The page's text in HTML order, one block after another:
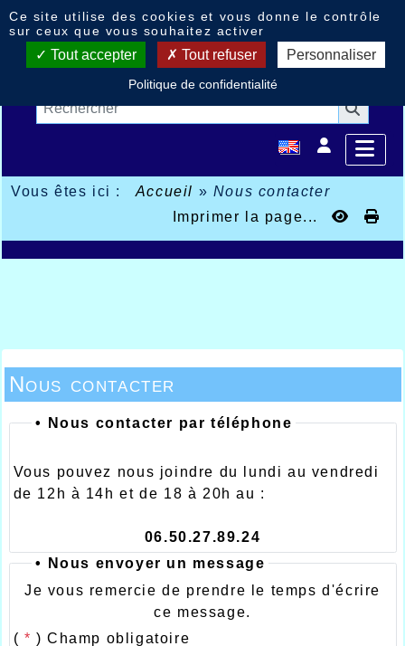
Vous êtes ici : Accueil » Nous contacter
Imprimer la page...
Nous contacter
• Nous contacter par téléphone
Vous pouvez nous joindre du lundi au vendredi
de 12h à 14h et de 18 à 20h au :
06.50.27.89.24
• Nous envoyer un message
Je vous remercie de prendre le temps d'écrire
ce message.
( * ) Champ obligatoire
Ce site utilise des cookies et vous donne le contrôle
sur ceux que vous souhaitez activer
Tout accepter Tout refuser Personnaliser
Politique de confidentialité